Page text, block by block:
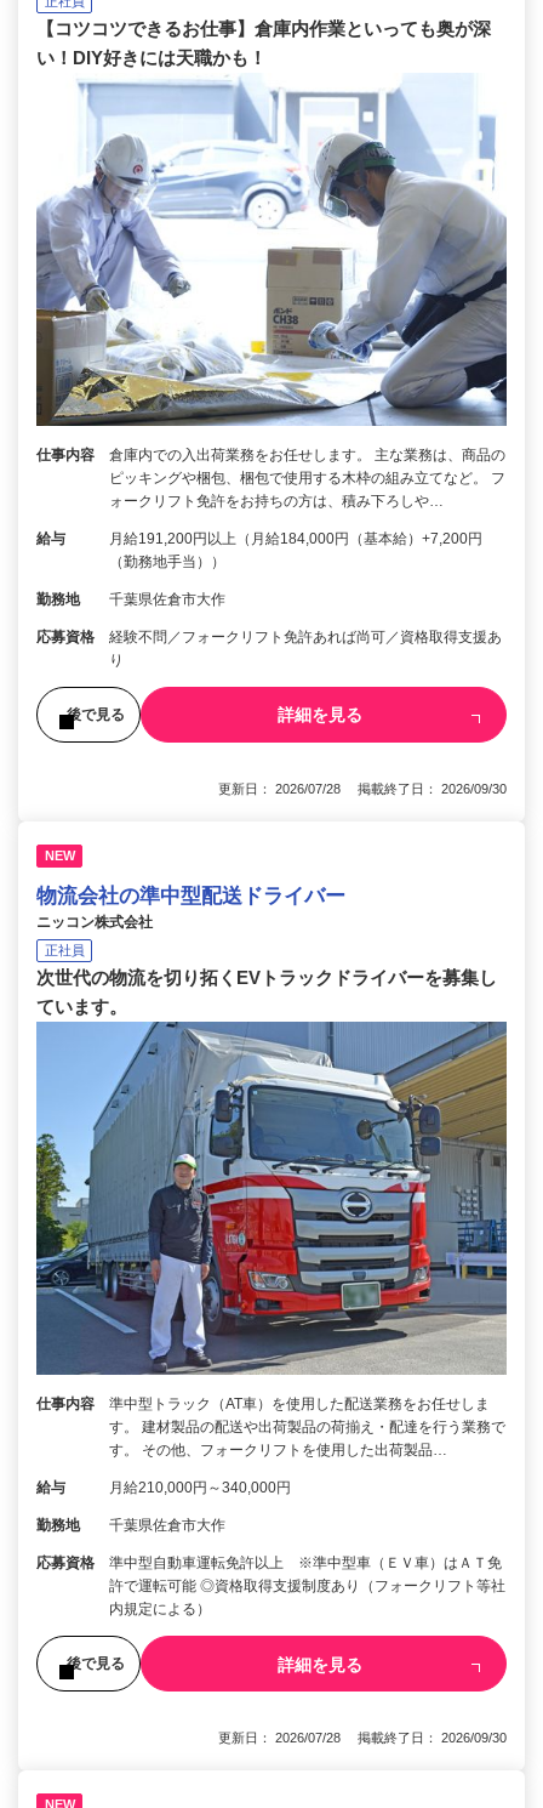
【コツコツできるお仕事】倉庫内作業といっても奥が深
い！DIY好きには天職かも！
仕事内容
倉庫内での入出荷業務をお任せします。 主な業務は、商品の
ピッキングや梱包、梱包で使用する木枠の組み立てなど。 フ
ォークリフト免許をお持ちの方は、積み下ろしや…
給与
月給191,200円以上（月給184,000円（基本給）+7,200円
（勤務地手当））
勤務地 千葉県佐倉市大作
応募資格
経験不問／フォークリフト免許あれば尚可／資格取得支援あ
り
後で見る 詳細を見る
更新日： 2026/07/28 掲載終了日： 2026/09/30
NEW
物流会社の準中型配送ドライバー
ニッコン株式会社
正社員
次世代の物流を切り拓くEVトラックドライバーを募集し
ています。
仕事内容
準中型トラック（AT車）を使用した配送業務をお任せしま
す。 建材製品の配送や出荷製品の荷揃え・配達を行う業務で
す。 その他、フォークリフトを使用した出荷製品…
給与 月給210,000円～340,000円
勤務地 千葉県佐倉市大作
応募資格
準中型自動車運転免許以上 ※準中型車（ＥＶ車）はＡＴ免
許で運転可能 ◎資格取得支援制度あり（フォークリフト等社
内規定による）
後で見る 詳細を見る
更新日： 2026/07/28 掲載終了日： 2026/09/30
NEW